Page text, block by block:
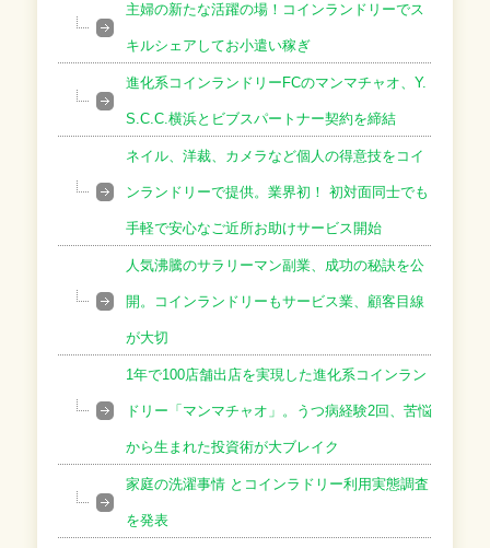
主婦の新たな活躍の場！コインランドリーでス
キルシェアしてお小遣い稼ぎ
進化系コインランドリーFCのマンマチャオ、Y.
S.C.C.横浜とビブスパートナー契約を締結
ネイル、洋裁、カメラなど個人の得意技をコイ
ンランドリーで提供。業界初！ 初対面同士でも
手軽で安心なご近所お助けサービス開始
人気沸騰のサラリーマン副業、成功の秘訣を公
開。コインランドリーもサービス業、顧客目線
が大切
1年で100店舗出店を実現した進化系コインラン
ドリー「マンマチャオ」。うつ病経験2回、苦悩
から生まれた投資術が大ブレイク
家庭の洗濯事情 とコインラドリー利用実態調査
を発表